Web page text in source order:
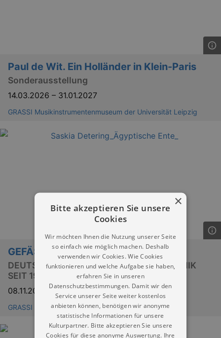
Paul de Wit. Ein Holländer in Klein-Paris
Sonderausstellung
14.03.2026 – 31.01.2027
GRASSI Musikinstrumentenmuseum der Universität Leipzig
GEFÄSS | SKULPTUR 4
DEUTSCHE UND INTERNATIONALE KERAMIK
SEIT 1946
08.11.2025–04.10.2026
GRASSI Museum für Angewandte Kunst Leipzig
×
Bitte akzeptieren Sie unsere
Cookies
Wir möchten Ihnen die Nutzung unserer Seite
so einfach wie möglich machen. Deshalb
verwenden wir Cookies. Wie Cookies
funktionieren und welche Aufgabe sie haben,
erfahren Sie in unseren
Datenschutzbestimmungen. Damit wir den
Service unserer Seite weiter kostenlos
anbieten können, benötigen wir anonyme
statistische Informationen für unsere
Kulturpartner. Bitte akzeptieren Sie unsere
Cookies für diese anonyme Auswertung. Ihre